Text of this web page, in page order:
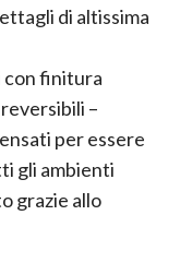
di altissima
con finitura
–
per essere
gli ambienti
grazie allo